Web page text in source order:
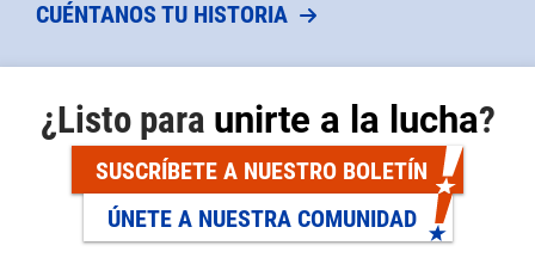
CUÉNTANOS TU HISTORIA
¿Listo para unirte a la lucha?
SUSCRÍBETE A NUESTRO BOLETÍN
ÚNETE A NUESTRA COMUNIDAD